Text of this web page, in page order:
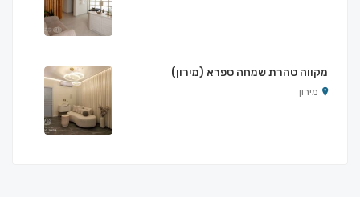
מקווה טהרת שמחה ספרא (מירון)
מירון